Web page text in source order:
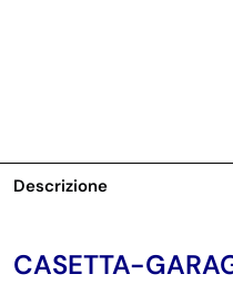
Descrizione
CASETTA-